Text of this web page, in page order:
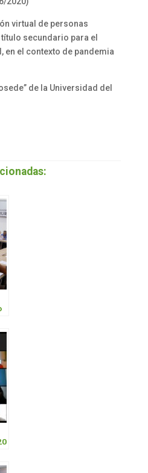
virtual de personas
secundario para el
en el contexto de pandemia
de la Universidad del